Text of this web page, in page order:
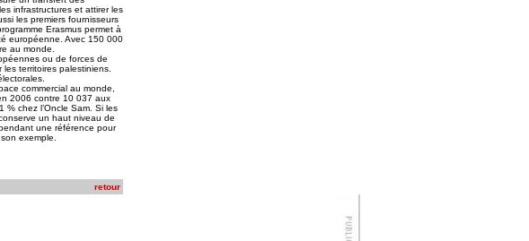
infrastructures et attirer les
les premiers fournisseurs
Erasmus permet à
européenne. Avec 150 000
au monde.
ou de forces de
territoires palestiniens.
commercial au monde,
2006 contre 10 037 aux
% chez l’Oncle Sam. Si les
un haut niveau de
une référence pour
exemple.
retour